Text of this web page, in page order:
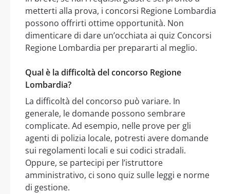
metterti alla prova, i concorsi Regione Lombardia
possono offrirti ottime opportunità. Non
dimenticare di dare un’occhiata ai quiz Concorsi
Regione Lombardia per prepararti al meglio.
Qual è la difficoltà del concorso Regione
Lombardia?
La difficoltà del concorso può variare. In
generale, le domande possono sembrare
complicate. Ad esempio, nelle prove per gli
agenti di polizia locale, potresti avere domande
sui regolamenti locali e sui codici stradali.
Oppure, se partecipi per l’istruttore
amministrativo, ci sono quiz sulle leggi e norme
di gestione.